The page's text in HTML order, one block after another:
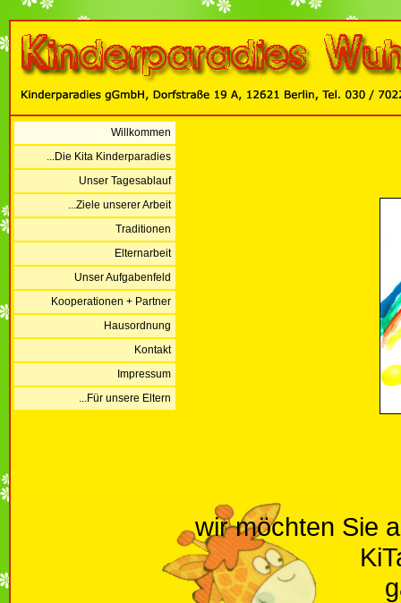
Willkommen
...Die Kita Kinderparadies
Unser Tagesablauf
...Ziele unserer Arbeit
Traditionen
Elternarbeit
Unser Aufgabenfeld
Kooperationen + Partner
Hausordnung
Kontakt
Impressum
...Für unsere Eltern
wir möchten Sie